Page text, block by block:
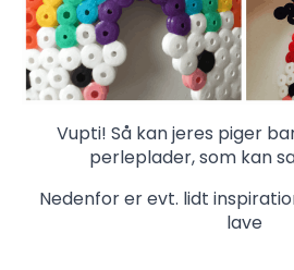
Vupti! Så kan jeres piger
perleplader, som kan
Nedenfor er evt. lidt
lave